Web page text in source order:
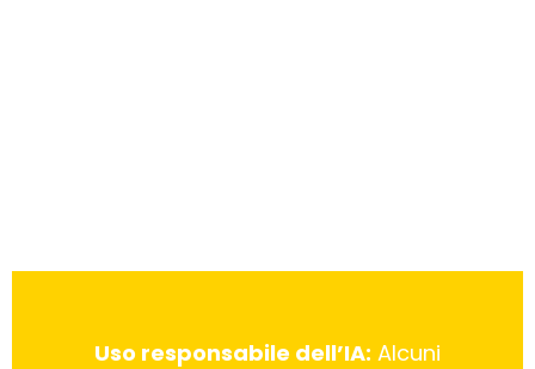
Uso responsabile dell’IA: Alcuni